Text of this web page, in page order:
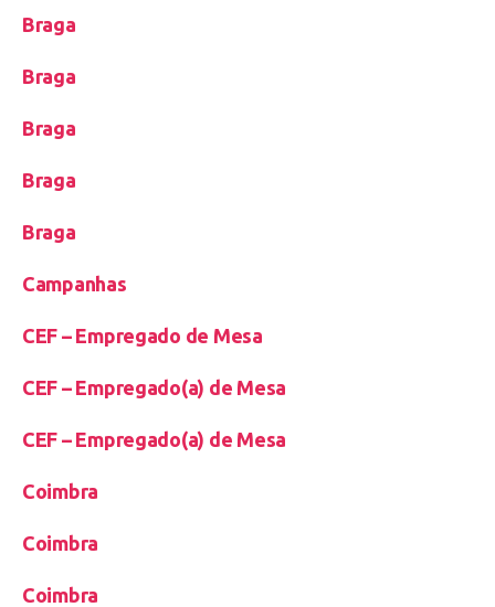
Braga
Braga
Braga
Braga
Braga
Campanhas
CEF – Empregado de Mesa
CEF – Empregado(a) de Mesa
CEF – Empregado(a) de Mesa
Coimbra
Coimbra
Coimbra